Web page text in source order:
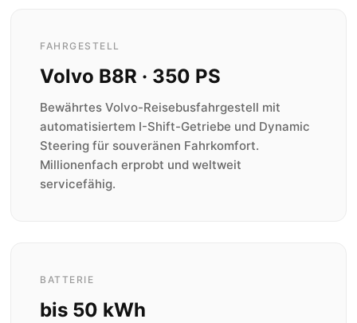
FAHRGESTELL
Volvo B8R · 350 PS
Bewährtes Volvo-Reisebusfahrgestell mit
automatisiertem I-Shift-Getriebe und Dynamic
Steering für souveränen Fahrkomfort.
Millionenfach erprobt und weltweit
servicefähig.
BATTERIE
bis 50 kWh